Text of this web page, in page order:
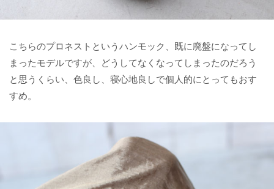
こちらのプロネストというハンモック、既に廃盤になってし
まったモデルですが、どうしてなくなってしまったのだろう
と思うくらい、色良し、寝心地良しで個人的にとってもおす
すめ。